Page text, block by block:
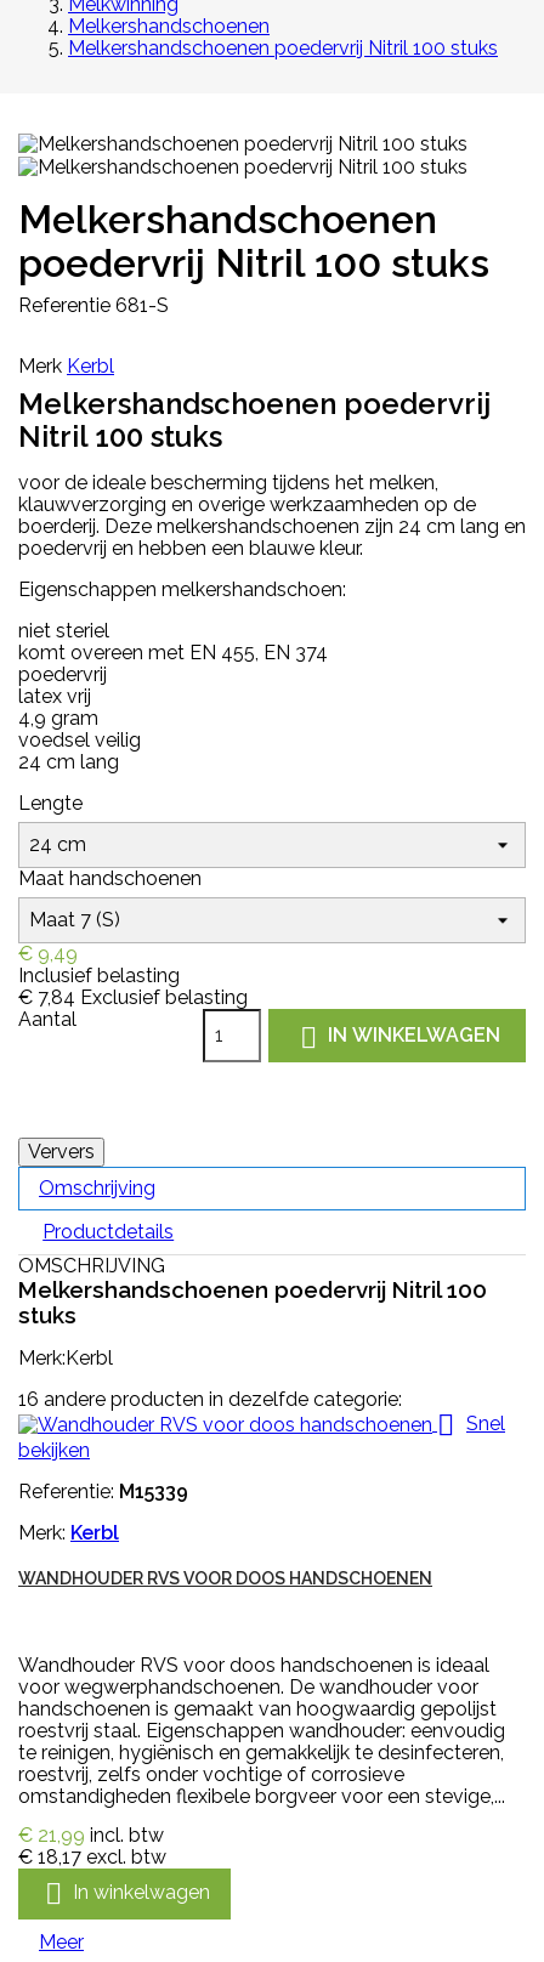
Melkershandschoenen
Melkershandschoenen poedervrij Nitril 100 stuks
Melkershandschoenen
poedervrij Nitril 100 stuks
Referentie 681-S
Merk Kerbl
Melkershandschoenen poedervrij
Nitril 100 stuks
voor de ideale bescherming tijdens het melken,
klauwverzorging en overige werkzaamheden op de
boerderij. Deze melkershandschoenen zijn 24 cm lang en
poedervrij en hebben een blauwe kleur.
Eigenschappen melkershandschoen:
niet steriel
komt overeen met EN 455, EN 374
poedervrij
latex vrij
4,9 gram
voedsel veilig
24 cm lang
Lengte
Maat handschoenen
€ 9,49
Inclusief belasting
€ 7,84 Exclusief belasting
Aantal
 IN WINKELWAGEN
Omschrijving
Productdetails
OMSCHRIJVING
Melkershandschoenen poedervrij Nitril 100
stuks
Merk:Kerbl
16 andere producten in dezelfde categorie:
 Snel
bekijken
Referentie: M15339
Merk: Kerbl
WANDHOUDER RVS VOOR DOOS HANDSCHOENEN
Wandhouder RVS voor doos handschoenen is ideaal
voor wegwerphandschoenen. De wandhouder voor
handschoenen is gemaakt van hoogwaardig gepolijst
roestvrij staal. Eigenschappen wandhouder: eenvoudig
te reinigen, hygiënisch en gemakkelijk te desinfecteren,
roestvrij, zelfs onder vochtige of corrosieve
omstandigheden flexibele borgveer voor een stevige,...
€ 21,99 incl. btw
€ 18,17 excl. btw
 In winkelwagen
Meer